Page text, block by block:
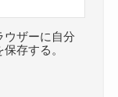
ウザーに自分
存する。